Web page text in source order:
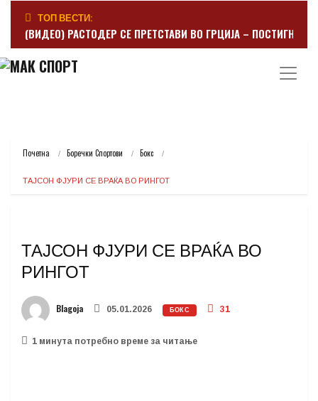
ТОП ВЕСТИ:
(ВИДЕО) РАСТОДЕР СЕ ПРЕТСТАВИ ВО ГРЦИЈА – ПОСТИГНА
Почетна Боречки Спортови Бокс
ТАЈСОН ФЈУРИ СЕ ВРАЌА ВО РИНГОТ
ТАЈСОН ФЈУРИ СЕ ВРАЌА ВО
РИНГОТ
Blagoja 05.01.2026 БОКС 31
1 минутa потребно време за читање